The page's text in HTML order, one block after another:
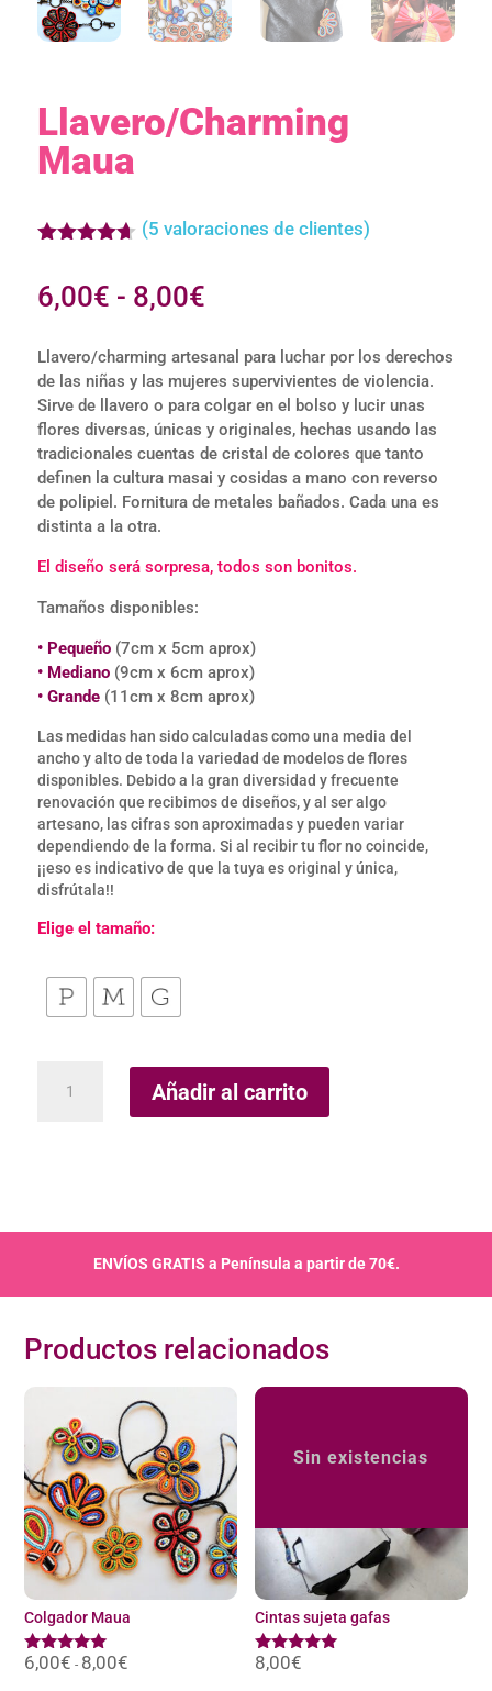
Llavero/Charming
Maua
de 5 en
base a
s de
clientes
(5 valoraciones de clientes)
6,00€ - 8,00€Rango
precios:
desde
6,00€
hasta
8,00€
Llavero/charming artesanal para luchar por los derechos
de las niñas y las mujeres supervivientes de violencia.
Sirve de llavero o para colgar en el bolso y lucir unas
flores diversas, únicas y originales, hechas usando las
tradicionales cuentas de cristal de colores que tanto
definen la cultura masai y cosidas a mano con reverso
de polipiel. Fornitura de metales bañados. Cada una es
distinta a la otra.
El diseño será sorpresa, todos son bonitos.
Tamaños disponibles:
• Pequeño(7cm x 5cm aprox)
• Mediano(9cm x 6cm aprox)
• Grande (11cm x 8cm aprox)
Las medidas han sido calculadas como una media del
ancho y alto de toda la variedad de modelos de flores
disponibles. Debido a la gran diversidad y frecuente
renovación que recibimos de diseños, y al ser algo
artesano, las cifras son aproximadas y pueden variar
dependiendo de la forma. Si al recibir tu flor no coincide,
¡¡eso es indicativo de que la tuya es original y única,
disfrútala!!
Elige el tamaño:
Llavero/Charming
Añadir al carrito
ENVÍOS GRATIS a Península a partir de 70€.
Productos relacionados
Colgador Maua
Valorado
6,00€ - 8,00€
Cintas sujeta gafas
Valorado
8,00€
Sin existencias